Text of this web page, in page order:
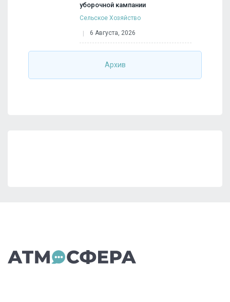
уборочной кампании
Сельское Хозяйство
6 Августа, 2026
Архив